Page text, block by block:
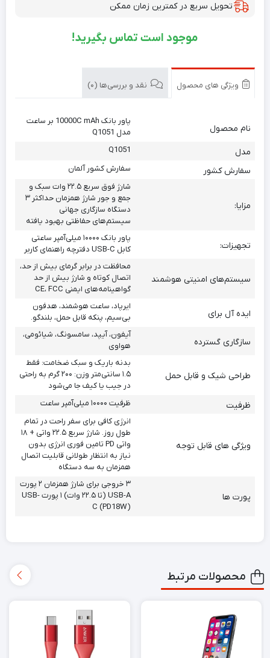
تحویل سریع در کمترین زمان ممکن
موجود است تماس بگیرید!
ویژگی های محصول نقد و بررسی‌ها (0)
نام محصول
پاور بانک 10000C mAh بر ساعت
مدل Q1051
مدل Q1051
سفارش کشور سفارش کشور آلمان
مزایا:
شارژ فوق سریع ۲۲.۵ وات سبک و
جمع و جور شارژ همزمان حداکثر ۳
دستگاه سازگاری جهانی
سیستم‌های حفاظتی بهبود یافته
تجهیزات:
پاور بانک ۱۰۰۰۰ میلی‌آمپر ساعتی
کابل USB-C دفترچه راهنمای کاربر
سیستم‌های امنیتی هوشمند
محافظت در برابر گرمای بیش از حد،
اتصال کوتاه و شارژ بیش از حد
گواهینامه‌های ایمنی CE، FCC
ایده آل برای
ایرپاد، ساعت هوشمند، هدفون
بی‌سیم، پنکه قابل حمل، بلندگو.
سازگاری گسترده
آیفون، آیپد، سامسونگ، شیائومی،
هواوی
طراحی شیک و قابل حمل
بدنه باریک و سبک ضخامت: فقط
۱.۵ سانتی‌متر وزن: ۲۰۰ گرم به راحتی
در جیب یا کیف جا می‌شود
ظرفیت ظرفیت ۱۰۰۰۰ میلی‌آمپر ساعت
ویژگی های قابل توجه
انرژی کافی برای سفر راحت در تمام
طول روز. شارژ سریع ۲۲.۵ واتی + ۱۸
واتی PD تامین فوری انرژی بدون
نیاز به انتظار طولانی قابلیت اتصال
همزمان به سه دستگاه
پورت ها
۳ خروجی برای شارژ همزمان ۲ پورت
USB-A (تا ۲۲.۵ وات) ۱ پورت USB-
C (PD18W)
محصولات مرتبط